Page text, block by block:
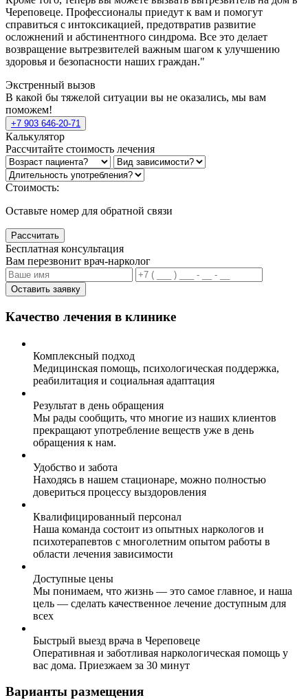
Череповеце. Профессионалы приедут к вам и помогут
справиться с интоксикацией, предотвратив развитие
осложнений и абстинентного синдрома. Все это делает
возвращение вытрезвителей важным шагом к улучшению
здоровья и безопасности наших граждан."
Экстренный вызов
В какой бы тяжелой ситуации вы не оказались, мы вам
поможем!
+7 903 646-20-71
Калькулятор
Рассчитайте стоимость лечения
Стоимость:
Оставьте номер для обратной связи
Рассчитать
Бесплатная консультация
Вам перезвонит врач-нарколог
Оставить заявку
Качество лечения в клинике
Комплексный подход
Медицинская помощь, психологическая поддержка,
реабилитация и социальная адаптация
Результат в день обращения
Мы рады сообщить, что многие из наших клиентов
прекращают употребление веществ уже в день
обращения к нам.
Удобство и забота
Находясь в нашем стационаре, можно полностью
довериться процессу выздоровления
Квалифицированный персонал
Наша команда состоит из опытных наркологов и
психотерапевтов с многолетним опытом работы в
области лечения зависимости
Доступные цены
Мы понимаем, что жизнь — это самое главное, и наша
цель — сделать качественное лечение доступным для
всех
Быстрый выезд врача в Череповеце
Оперативная и заботливая наркологическая помощь у
вас дома. Приезжаем за 30 минут
Варианты размещения